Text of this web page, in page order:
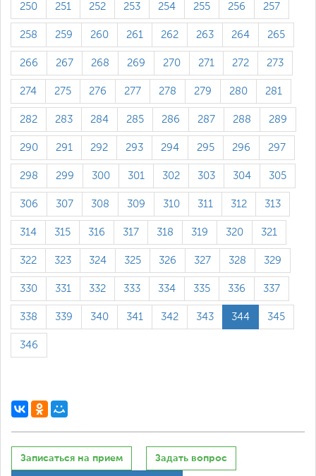
250 251 252 253 254 255 256 257
258 259 260 261 262 263 264 265
266 267 268 269 270 271 272 273
274 275 276 277 278 279 280 281
282 283 284 285 286 287 288 289
290 291 292 293 294 295 296 297
298 299 300 301 302 303 304 305
306 307 308 309 310 311 312 313
314 315 316 317 318 319 320 321
322 323 324 325 326 327 328 329
330 331 332 333 334 335 336 337
338 339 340 341 342 343 344 345
346
Записаться на прием Задать вопрос